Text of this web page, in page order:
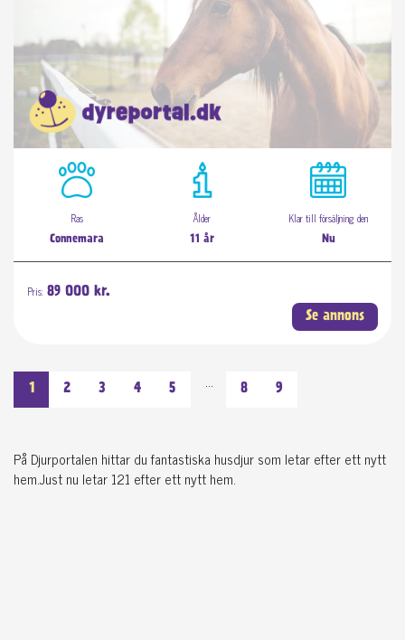
Ras
Connemara
Ålder
11 år
Klar till försäljning den
Nu
Pris: 89 000 kr.
Se annons
1 2 3 4 5 … 8 9
På Djurportalen hittar du fantastiska husdjur som letar efter ett nytt
hem.Just nu letar 121 efter ett nytt hem.